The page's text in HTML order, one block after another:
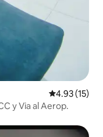
Calificación
4.93 (15)
y Via al Aerop.